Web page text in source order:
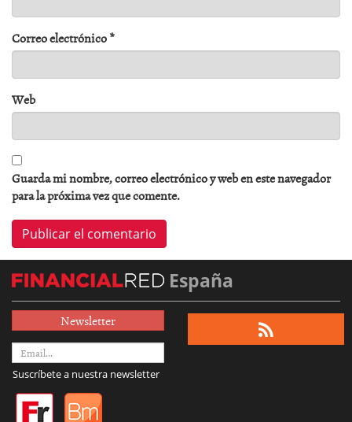
Correo electrónico*
Web
Guarda mi nombre, correo electrónico y web en este navegador
para la próxima vez que comente.
España
Newsletter
Suscríbete a nuestra newsletter